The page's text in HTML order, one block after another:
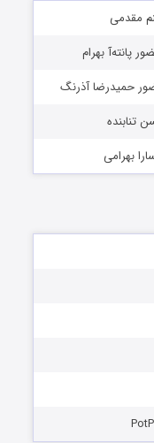
مقدمی
پانته‌آ بهرام
حمیدرضا آذرنگ
تنابنده
بهرامی